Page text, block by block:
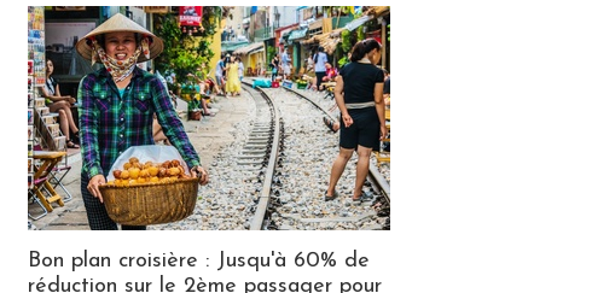
Bon plan croisière : Jusqu'à 60% de
réduction sur le 2ème passager pour